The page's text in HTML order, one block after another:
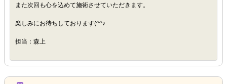
また次回も心を込めて施術させていただきます。
楽しみにお待ちしております(^^♪
担当：森上